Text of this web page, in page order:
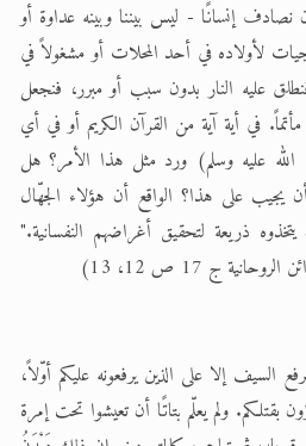
إنسانًا - ليس بيننا وبينه عداوة أو
لأولاده في أحد المحلات أو مشغولاً في
عليه النار بدون سبب أو مبرر، فنجعل
مأتماً. في أية آية من القرآن الكريم أو في أي
عليه وسلم) ورد مثل هذا الأمر؟ هل
يجيب على هذا؟ الواقع أن هؤلاء الجهّال
ذريعة لتحقيق أغراضهم النفسانية."
ج 17 ص 12، 13)
السيف إلا على الذين يرفعونه عليكم أوّلاً،
بقتلكم. ولم يعلّم بتاتًا أن تعيشوا تحت إمرة